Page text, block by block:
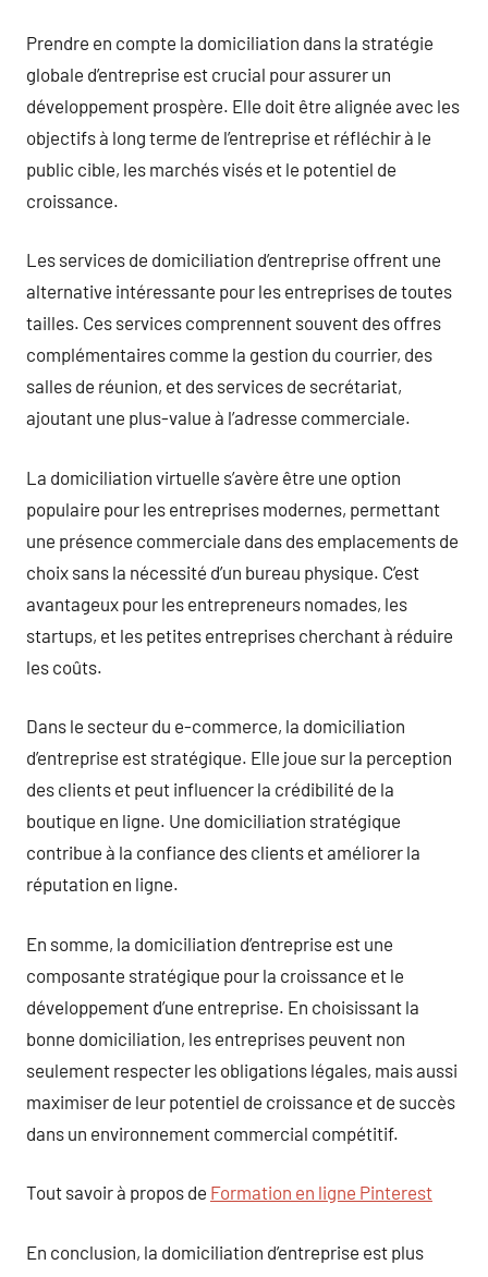
Prendre en compte la domiciliation dans la stratégie
globale d’entreprise est crucial pour assurer un
développement prospère. Elle doit être alignée avec les
objectifs à long terme de l’entreprise et réfléchir à le
public cible, les marchés visés et le potentiel de
croissance.
Les services de domiciliation d’entreprise offrent une
alternative intéressante pour les entreprises de toutes
tailles. Ces services comprennent souvent des offres
complémentaires comme la gestion du courrier, des
salles de réunion, et des services de secrétariat,
ajoutant une plus-value à l’adresse commerciale.
La domiciliation virtuelle s’avère être une option
populaire pour les entreprises modernes, permettant
une présence commerciale dans des emplacements de
choix sans la nécessité d’un bureau physique. C’est
avantageux pour les entrepreneurs nomades, les
startups, et les petites entreprises cherchant à réduire
les coûts.
Dans le secteur du e-commerce, la domiciliation
d’entreprise est stratégique. Elle joue sur la perception
des clients et peut influencer la crédibilité de la
boutique en ligne. Une domiciliation stratégique
contribue à la confiance des clients et améliorer la
réputation en ligne.
En somme, la domiciliation d’entreprise est une
composante stratégique pour la croissance et le
développement d’une entreprise. En choisissant la
bonne domiciliation, les entreprises peuvent non
seulement respecter les obligations légales, mais aussi
maximiser de leur potentiel de croissance et de succès
dans un environnement commercial compétitif.
Tout savoir à propos de Formation en ligne Pinterest
En conclusion, la domiciliation d’entreprise est plus